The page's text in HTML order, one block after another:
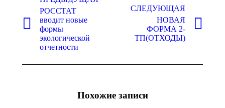
записям
Предыдущая
запись:
РОССТАТ
вводит новые
формы
экологической
отчетности
СЛЕДУЮЩАЯ
Следующая
запись:
НОВАЯ
ФОРМА 2-
ТП(ОТХОДЫ)
Похожие записи